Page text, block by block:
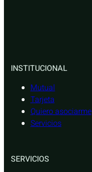
INSTITUCIONAL
Mutual
Tarjeta
Quiero asociarme
Servicios
SERVICIOS